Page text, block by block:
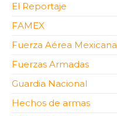
El Reportaje
FAMEX
Fuerza Aérea Mexicana
Fuerzas Armadas
Guardia Nacional
Hechos de armas